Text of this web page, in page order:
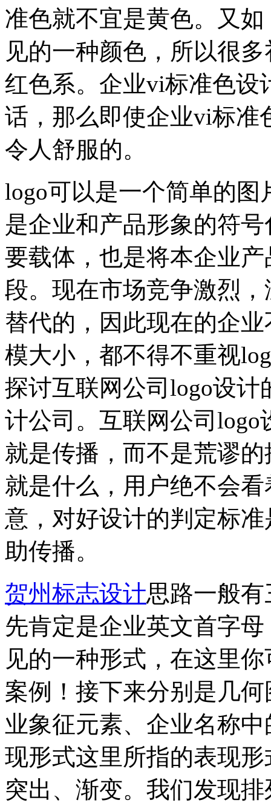
准色就不宜是黄色。又
见的一种颜色，所以很
红色系。企业vi标准色设
话，那么即使企业vi标准
令人舒服的。
logo可以是一个简单的
是企业和产品形象的符
要载体，也是将本企业
段。现在市场竞争激烈
替代的，因此现在的企
模大小，都不得不重视
探讨互联网公司logo设
计公司。互联网公司
就是传播，而不是荒谬
就是什么，用户绝不会
意，对好设计的判定标
助传播。
贺州标志设计思路一般
先肯定是企业英文首字
见的一种形式，在这里
案例！接下来分别是几
业象征元素、企业名称
现形式这里所指的表现
突出、渐变。我们发现